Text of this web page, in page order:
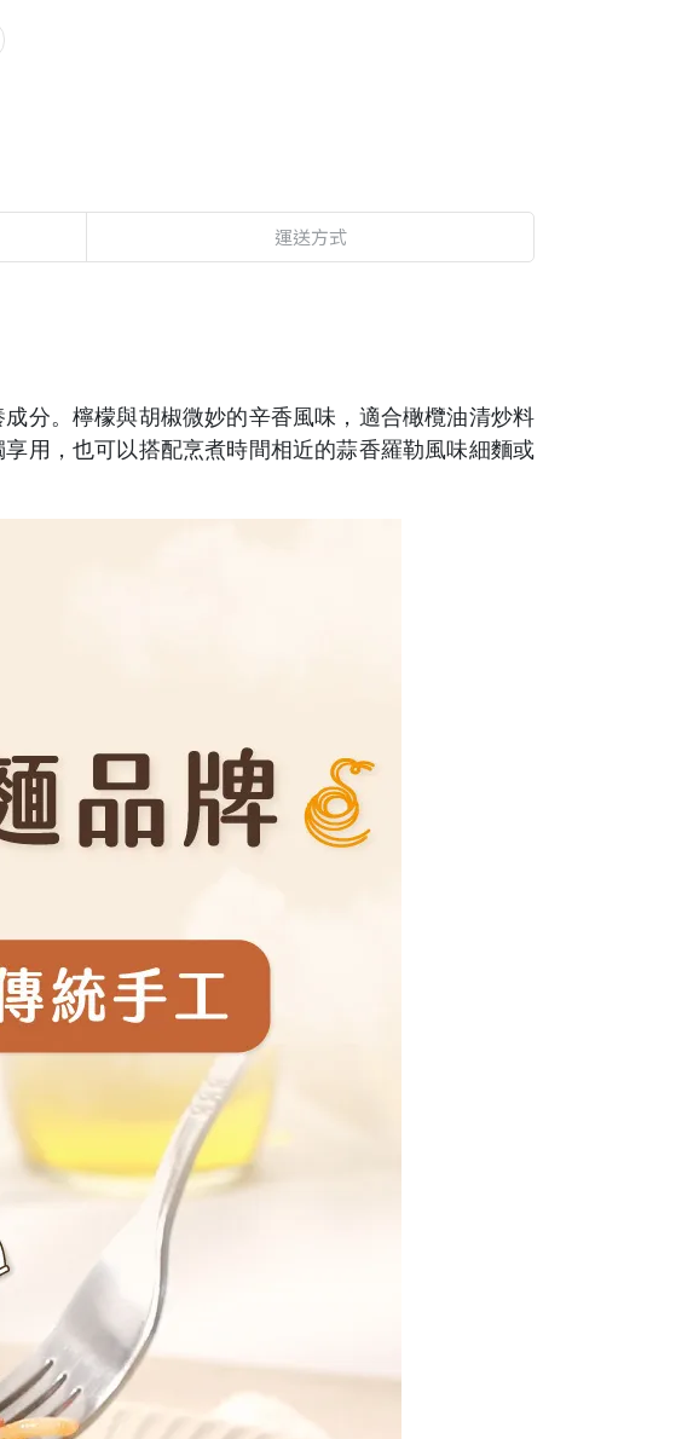
運送方式
分。檸檬與胡椒微妙的辛香風味，適合橄欖油清炒料
用，也可以搭配烹煮時間相近的蒜香羅勒風味細麵或